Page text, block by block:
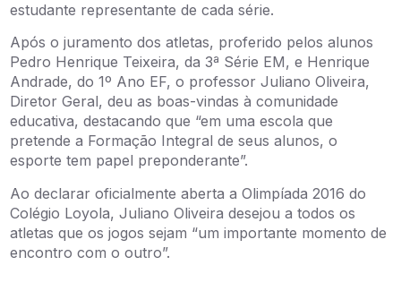
estudante representante de cada série.
Após o juramento dos atletas, proferido pelos alunos
Pedro Henrique Teixeira, da 3ª Série EM, e Henrique
Andrade, do 1º Ano EF, o professor Juliano Oliveira,
Diretor Geral, deu as boas-vindas à comunidade
educativa, destacando que “em uma escola que
pretende a Formação Integral de seus alunos, o
esporte tem papel preponderante”.
Ao declarar oficialmente aberta a Olimpíada 2016 do
Colégio Loyola, Juliano Oliveira desejou a todos os
atletas que os jogos sejam “um importante momento de
encontro com o outro”.